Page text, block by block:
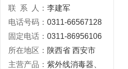
联 系 人： 李建军
电话号码： 0311-66567128
固定电话： 0311-86956106
所在地区： 陕西省 西安市
主营产品： 紫外线消毒器、